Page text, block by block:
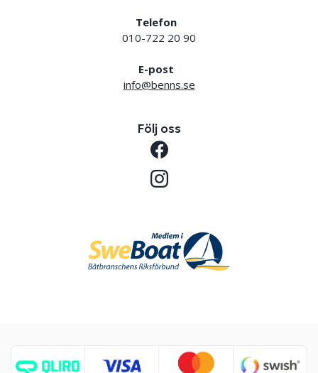
Telefon
010-722 20 90
E-post
info@benns.se
Följ oss